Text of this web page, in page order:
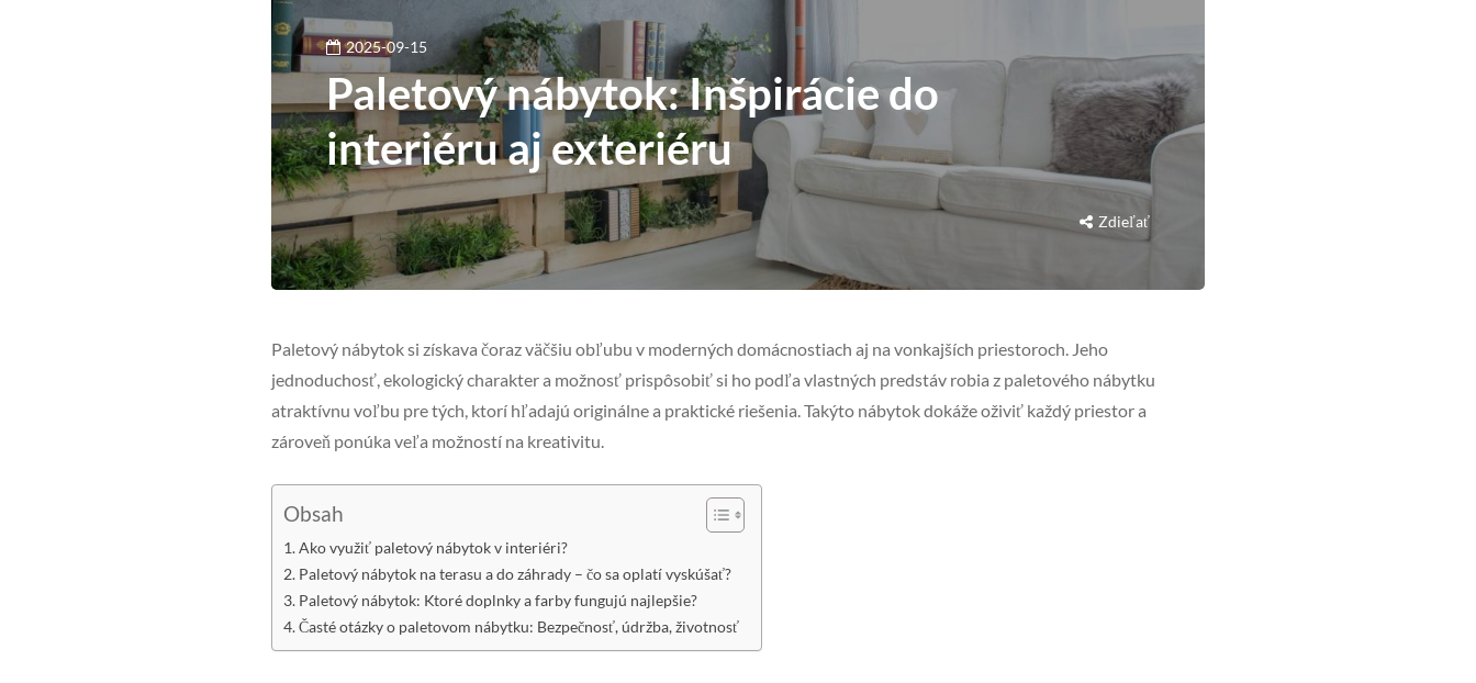
2025-09-15
Paletový nábytok: Inšpirácie do
interiéru aj exteriéru
Zdieľať
Paletový nábytok si získava čoraz väčšiu obľubu v moderných domácnostiach aj na vonkajších priestoroch. Jeho
jednoduchosť, ekologický charakter a možnosť prispôsobiť si ho podľa vlastných predstáv robia z paletového nábytku
atraktívnu voľbu pre tých, ktorí hľadajú originálne a praktické riešenia. Takýto nábytok dokáže oživiť každý priestor a
zároveň ponúka veľa možností na kreativitu.
Obsah
Ako využiť paletový nábytok v interiéri?
Paletový nábytok na terasu a do záhrady – čo sa oplatí vyskúšať?
Paletový nábytok: Ktoré doplnky a farby fungujú najlepšie?
Časté otázky o paletovom nábytku: Bezpečnosť, údržba, životnosť